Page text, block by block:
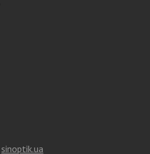
sinoptik.ua